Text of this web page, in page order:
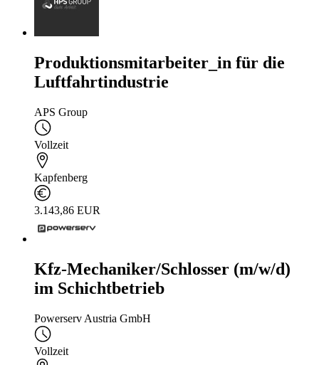
Produktionsmitarbeiter_in für die
Luftfahrtindustrie
APS Group
Vollzeit
Kapfenberg
3.143,86 EUR
Kfz-Mechaniker/Schlosser (m/w/d)
im Schichtbetrieb
Powerserv Austria GmbH
Vollzeit